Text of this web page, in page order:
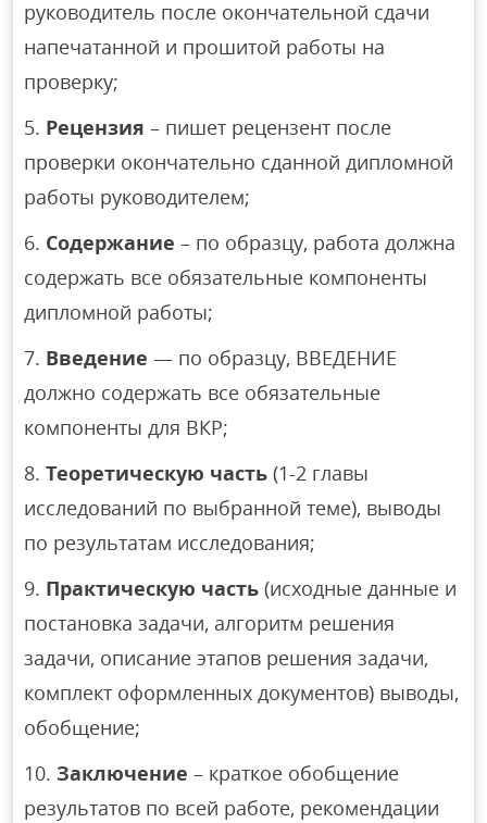
руководитель после окончательной сдачи
напечатанной и прошитой работы на
проверку;
Рецензия – пишет рецензент после
проверки окончательно сданной дипломной
работы руководителем;
Содержание – по образцу, работа должна
содержать все обязательные компоненты
дипломной работы;
Введение — по образцу, ВВЕДЕНИЕ
должно содержать все обязательные
компоненты для ВКР;
Теоретическую часть (1-2 главы
исследований по выбранной теме), выводы
по результатам исследования;
Практическую часть (исходные данные и
постановка задачи, алгоритм решения
задачи, описание этапов решения задачи,
комплект оформленных документов) выводы,
обобщение;
Заключение – краткое обобщение
результатов по всей работе, рекомендации